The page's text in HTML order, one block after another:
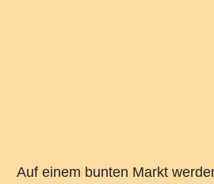
Auf einem bunten Markt